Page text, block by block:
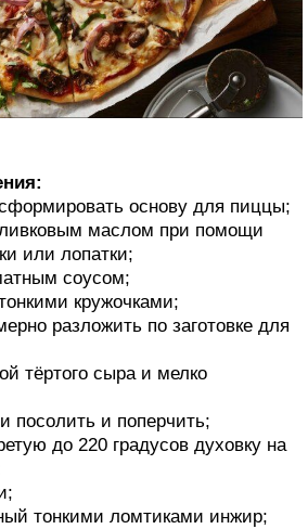
сформировать основу для пиццы;
маслом при помощи
или лопатки;
соусом;
кружочками;
разложить по заготовке для
тёртого сыра и мелко
посолить и поперчить;
до 220 градусов духовку на
тонкими ломтиками инжир;